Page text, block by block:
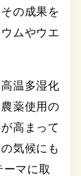
の成果を
ムやウエ
温多湿化
薬使用の
高まって
気候にも
マに取